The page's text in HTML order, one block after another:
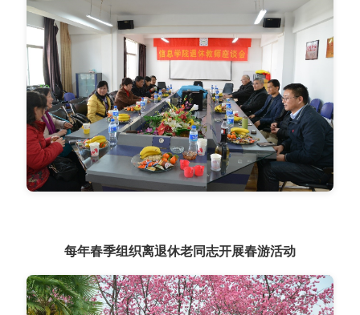
每年春季组织离退休老同志开展春游活动